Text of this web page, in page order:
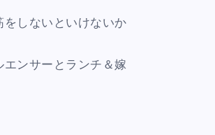
をしないといけないか
ンサーとランチ＆嫁